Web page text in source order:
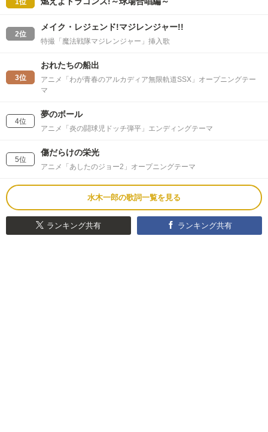
2位
メイク・レジェンド!マジレンジャー!!
特撮「魔法戦隊マジレンジャー」挿入歌
3位
おれたちの船出
アニメ「わが青春のアルカディア無限軌道SSX」オープニングテー
マ
4位
夢のボール
アニメ「炎の闘球児ドッチ弾平」エンディングテーマ
5位
傷だらけの栄光
アニメ「あしたのジョー2」オープニングテーマ
水木一郎の歌詞一覧を見る
ランキング共有 ランキング共有